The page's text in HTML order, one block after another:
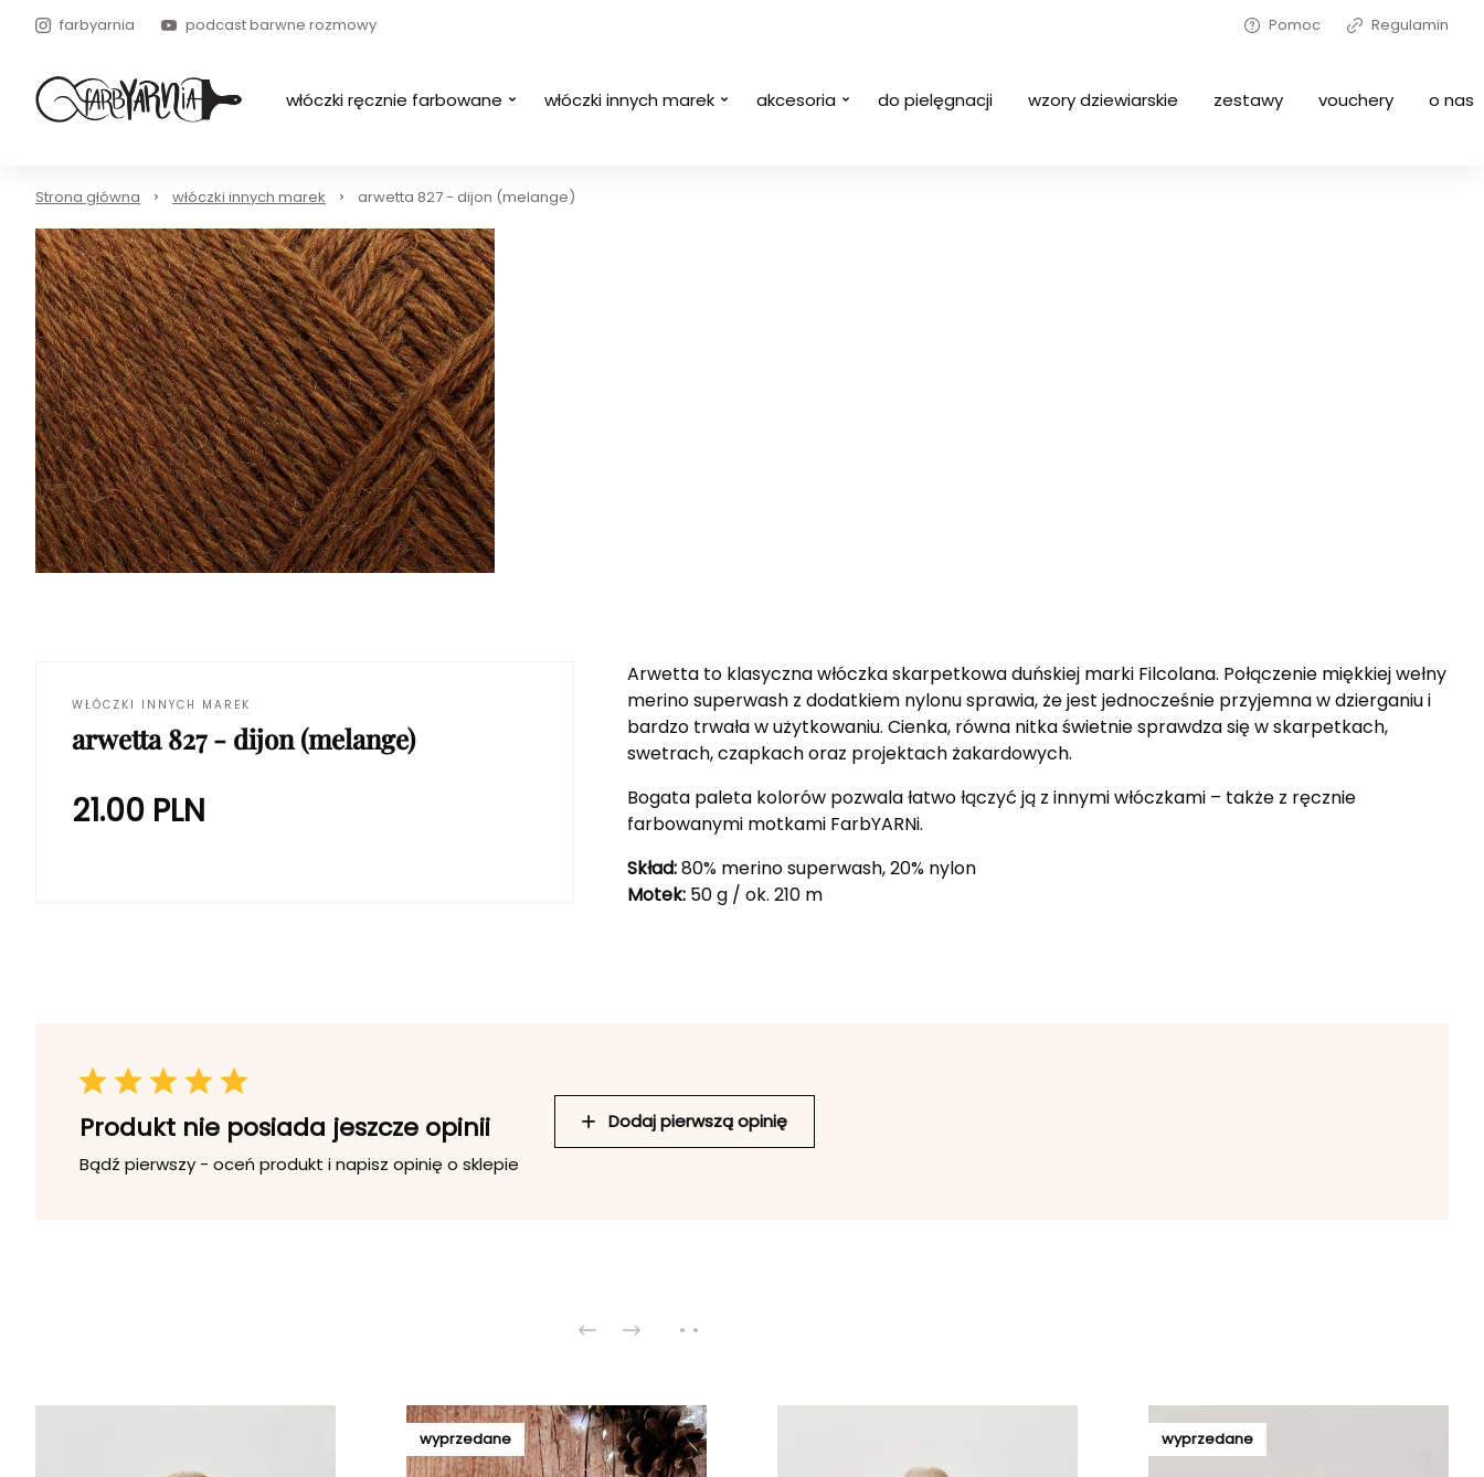
farbyarnia podcast barwne rozmowy Pomoc Regulamin
włóczki ręcznie farbowane włóczki innych marek akcesoria do pielęgnacji wzory dziewiarskie zestawy vouchery o nas
Strona główna włóczki innych marek arwetta 827 - dijon (melange)
WŁÓCZKI INNYCH MAREK
arwetta 827 - dijon (melange)
21.00 PLN
Arwetta to klasyczna włóczka skarpetkowa duńskiej marki Filcolana. Połączenie miękkiej wełny
merino superwash z dodatkiem nylonu sprawia, że jest jednocześnie przyjemna w dzierganiu i
bardzo trwała w użytkowaniu. Cienka, równa nitka świetnie sprawdza się w skarpetkach,
swetrach, czapkach oraz projektach żakardowych.
Bogata paleta kolorów pozwala łatwo łączyć ją z innymi włóczkami – także z ręcznie
farbowanymi motkami FarbYARNi.
Skład:80% merino superwash, 20% nylon
Motek: 50 g / ok. 210 m
Produkt nie posiada jeszcze opinii
Bądź pierwszy - oceń produkt i napisz opinię o sklepie
Dodaj pierwszą opinię
wyprzedane wyprzedane